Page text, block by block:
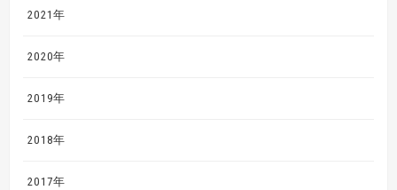
2021年
2020年
2019年
2018年
2017年